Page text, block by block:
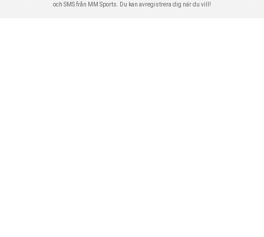
och SMS från MM Sports. Du kan avregistrera dig när du vill!